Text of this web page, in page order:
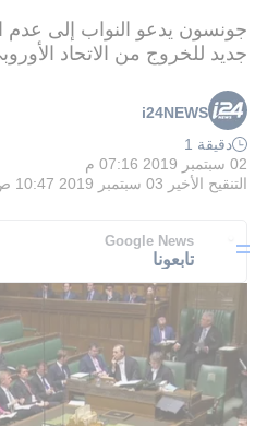
جونسون يدعو النواب إلى عدم
جديد للخروج من الاتحاد
i24NEWS
دقيقة 1
02 سبتمبر 2019 07:16 م
التنقيح الأخير 03 سبتمبر 2019 10:47 ص
Google News
تابعونا